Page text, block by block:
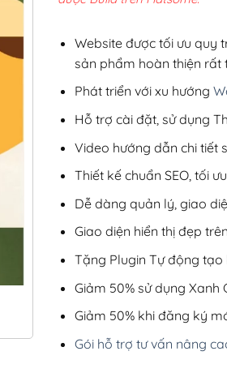
Website được tối ưu quy
sản phẩm hoàn thiện rất
Phát triển với xu hướng
Hỗ trợ cài đặt, sử dụng
Video hướng dẫn chi tiết
Thiết kế chuẩn SEO, tối
Dễ dàng quản lý, giao
Giao diện hiển thị đẹp
Tặng Plugin Tự động tạo
Giảm 50% sử dụng Xanh
Giảm 50% khi đăng ký
Gói hỗ trợ tư vấn nâng